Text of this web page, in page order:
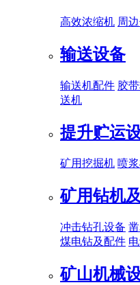
高效浓缩机 周
输送设备
输送机配件 胶
送机
提升贮运
矿用挖掘机 喷
矿用钻机
冲击钻孔设备
煤电钻及配件
矿山机械